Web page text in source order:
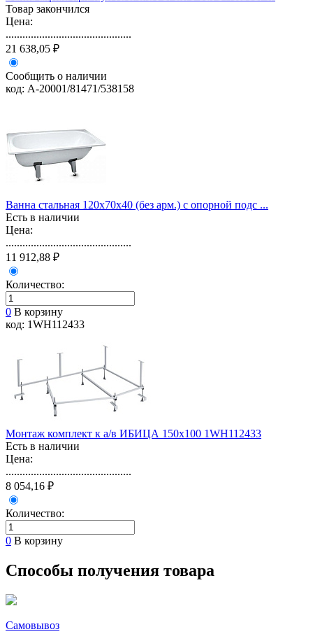
Товар закончился
Цена:
.............................................
21 638,05 ₽
Сообщить о наличии
код: А-20001/81471/538158
Ванна стальная 120х70х40 (без арм.) с опорной подс ...
Есть в наличии
Цена:
.............................................
11 912,88 ₽
Количество:
0 В корзину
код: 1WH112433
Монтаж комплект к а/в ИБИЦА 150х100 1WH112433
Есть в наличии
Цена:
.............................................
8 054,16 ₽
Количество:
0 В корзину
Способы получения товара
Самовывоз